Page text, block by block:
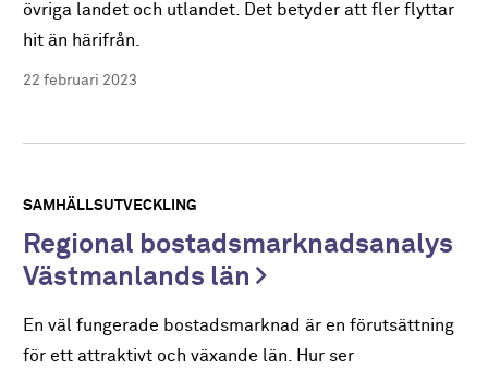
övriga landet och utlandet. Det betyder att fler flyttar
hit än härifrån.
22 februari 2023
SAMHÄLLSUTVECKLING
Regional bostadsmarknadsanalys
Västmanlands län
En väl fungerade bostadsmarknad är en förutsättning
för ett attraktivt och växande län. Hur ser